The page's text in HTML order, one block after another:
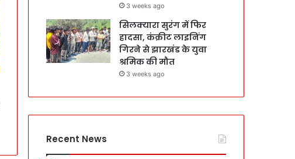
3 weeks ago
सिलक्यारा सुरंग में फिर
हादसा, कंक्रीट लाइनिंग
गिरने से झारखंड के युवा
श्रमिक की मौत
3 weeks ago
Recent News